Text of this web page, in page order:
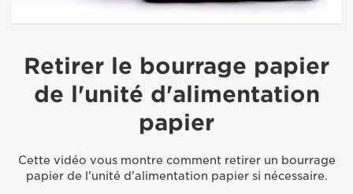
Retirer le bourrage papier
de l'unité d'alimentation
papier
Cette vidéo vous montre comment retirer un bourrage
papier de l'unité d'alimentation papier si nécessaire.